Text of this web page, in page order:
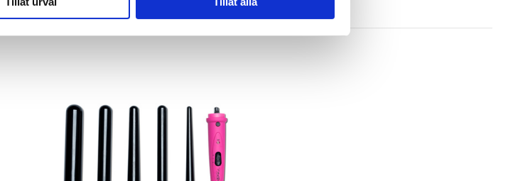
de har samlat in när du har använt deras tjänster.